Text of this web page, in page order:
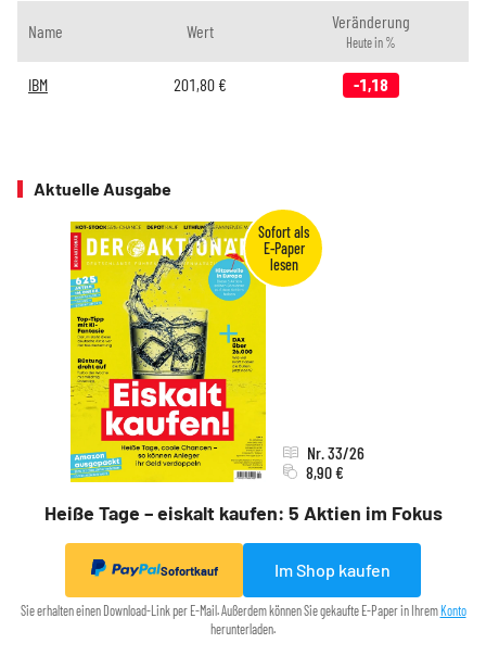
Name Wert Veränderung
Heute in %
IBM 201,80 € -1,18
Aktuelle Ausgabe
Heiße Tage – eiskalt kaufen: 5 Aktien im Fokus
Nr. 33/26
8,90 €
Sofortkauf Im Shop kaufen
Sie erhalten einen Download-Link per E-Mail. Außerdem können Sie gekaufte E-Paper in Ihrem Konto
herunterladen.